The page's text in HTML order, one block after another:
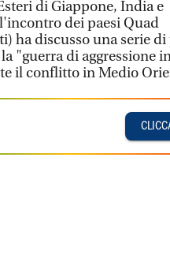
di Giappone, India e
dei paesi Quad
ha discusso una serie
"guerra di aggressione
il conflitto in Medio